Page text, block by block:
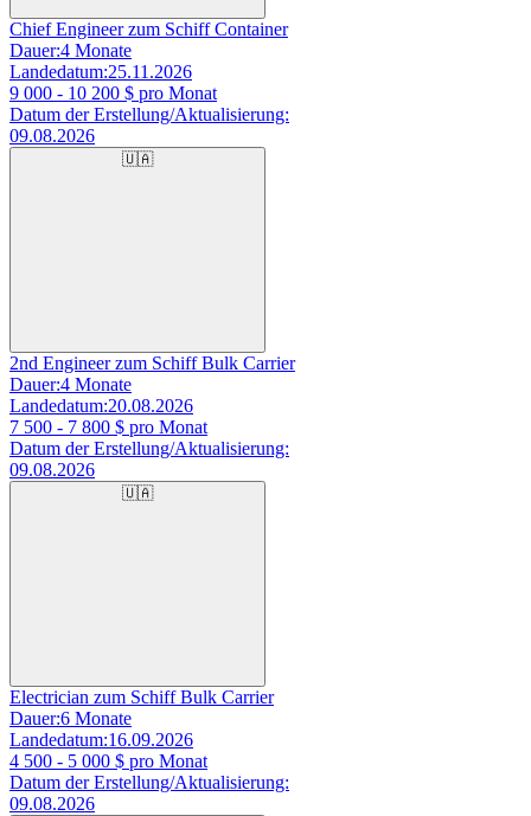
Chief Engineer zum Schiff Container
Dauer:4 Monate
Landedatum:25.11.2026
9 000 - 10 200 $ pro Monat
Datum der Erstellung/Aktualisierung:
09.08.2026
🇺🇦
2nd Engineer zum Schiff Bulk Carrier
Dauer:4 Monate
Landedatum:20.08.2026
7 500 - 7 800 $ pro Monat
Datum der Erstellung/Aktualisierung:
09.08.2026
🇺🇦
Electrician zum Schiff Bulk Carrier
Dauer:6 Monate
Landedatum:16.09.2026
4 500 - 5 000 $ pro Monat
Datum der Erstellung/Aktualisierung:
09.08.2026